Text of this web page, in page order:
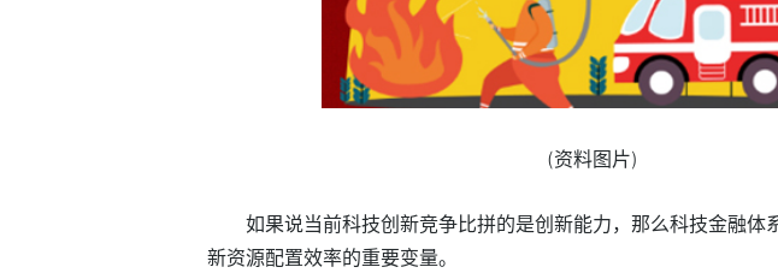
(资料图片)
如果说当前科技创新竞争比拼的是创新能力，那么科技金融体
新资源配置效率的重要变量。